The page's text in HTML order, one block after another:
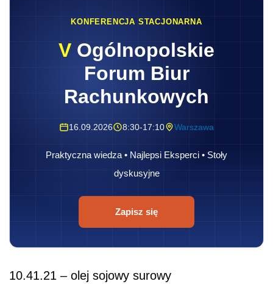
KONFERENCJA STACJONARNA
V Ogólnopolskie
Forum Biur
Rachunkowych
16.09.2026 8:30-17:10 Warszawa
Praktyczna wiedza • Najlepsi Eksperci • Stoły
dyskusyjne
Zapisz się
10.41.21 – olej sojowy surowy